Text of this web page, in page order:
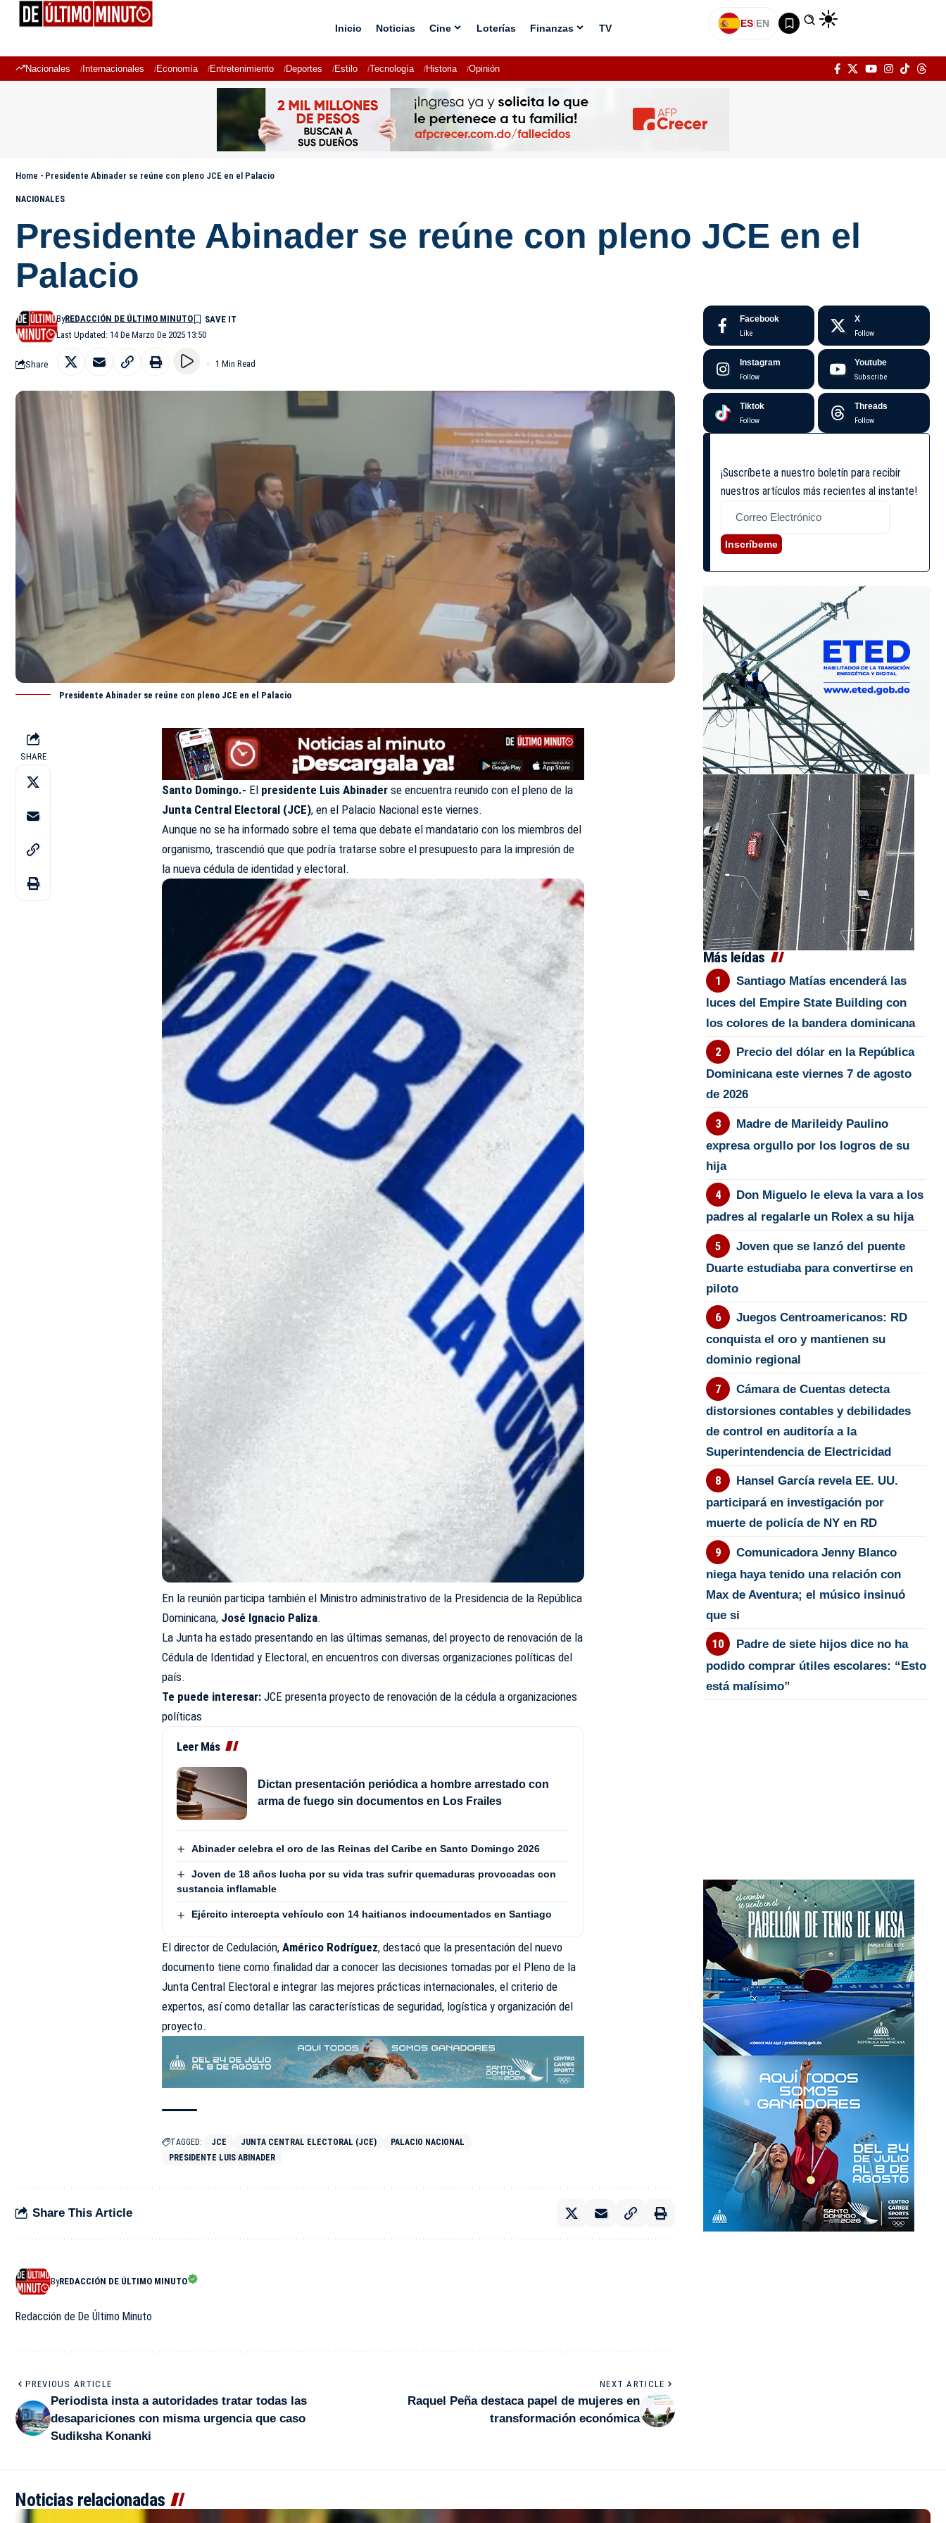
Inicio Noticias Cine Loterías Finanzas TV ES|EN
Nacionales Internacionales Economía Entretenimiento Deportes Estilo Tecnología Historia Opinión
Home - Presidente Abinader se reúne con pleno JCE en el Palacio
NACIONALES
Presidente Abinader se reúne con pleno JCE en el
Palacio
Last Updated: 14 De Marzo De 2025 13:50
ByREDACCIÓN DE ÚLTIMO MINUTO
Share 1 Min Read
Presidente Abinader se reúne con pleno JCE en el Palacio
SHARE
Santo Domingo.- El presidente Luis Abinader se encuentra reunido con el pleno de la
Junta Central Electoral (JCE), en el Palacio Nacional este viernes.
Aunque no se ha informado sobre el tema que debate el mandatario con los miembros del
organismo, trascendió que que podría tratarse sobre el presupuesto para la impresión de
la nueva cédula de identidad y electoral.
En la reunión participa también el Ministro administrativo de la Presidencia de la República
Dominicana, José Ignacio Paliza.
La Junta ha estado presentando en las últimas semanas, del proyecto de renovación de la
Cédula de Identidad y Electoral, en encuentros con diversas organizaciones políticas del
país.
Te puede interesar:JCE presenta proyecto de renovación de la cédula a organizaciones
políticas
Leer Más
Dictan presentación periódica a hombre arrestado con
arma de fuego sin documentos en Los Frailes
Abinader celebra el oro de las Reinas del Caribe en Santo Domingo 2026
Joven de 18 años lucha por su vida tras sufrir quemaduras provocadas con
sustancia inflamable
Ejército intercepta vehículo con 14 haitianos indocumentados en Santiago
El director de Cedulación,Américo Rodríguez, destacó que la presentación del nuevo
documento tiene como finalidad dar a conocer las decisiones tomadas por el Pleno de la
Junta Central Electoral e integrar las mejores prácticas internacionales, el criterio de
expertos, así como detallar las características de seguridad, logística y organización del
proyecto.
TAGGED: JCE JUNTA CENTRAL ELECTORAL (JCE)
PALACIO NACIONAL
PRESIDENTE LUIS ABINADER
Share This Article
ByREDACCIÓN DE ÚLTIMO MINUTO
Redacción de De Último Minuto
PREVIOUS ARTICLE
Periodista insta a autoridades tratar todas las
desapariciones con misma urgencia que caso
Sudiksha Konanki
NEXT ARTICLE
Raquel Peña destaca papel de mujeres en
transformación económica
Facebook
Like
X
Follow
Instagram
Follow
Youtube
Subscribe
Tiktok
Follow
Threads
Follow
¡Suscríbete a nuestro boletín para recibir
nuestros artículos más recientes al instante!
Inscríbeme
Más leídas
Santiago Matías encenderá las
luces del Empire State Building con
los colores de la bandera dominicana
Precio del dólar en la República
Dominicana este viernes 7 de agosto
de 2026
Madre de Marileidy Paulino
expresa orgullo por los logros de su
hija
Don Miguelo le eleva la vara a los
padres al regalarle un Rolex a su hija
Joven que se lanzó del puente
Duarte estudiaba para convertirse en
piloto
Juegos Centroamericanos: RD
conquista el oro y mantienen su
dominio regional
Cámara de Cuentas detecta
distorsiones contables y debilidades
de control en auditoría a la
Superintendencia de Electricidad
Hansel García revela EE. UU.
participará en investigación por
muerte de policía de NY en RD
Comunicadora Jenny Blanco
niega haya tenido una relación con
Max de Aventura; el músico insinuó
que si
Padre de siete hijos dice no ha
podido comprar útiles escolares: “Esto
está malísimo”
Noticias relacionadas